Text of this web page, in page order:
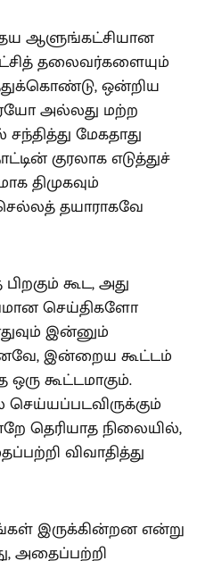
ஆளுங்கட்சியான
தலைவர்களையும்
ஒன்றிய
அல்லது மற்ற
மேகதாது
குரலாக எடுத்துச்
திமுகவும்
தயாராகவே
கூட, அது
செய்திகளோ
இன்னும்
இன்றைய கூட்டம்
கூட்டமாகும்.
தெரியாத நிலையில்,
விவாதித்து
இருக்கின்றன என்று
அதைப்பற்றி